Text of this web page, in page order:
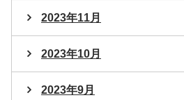
2023年11月
2023年10月
2023年9月